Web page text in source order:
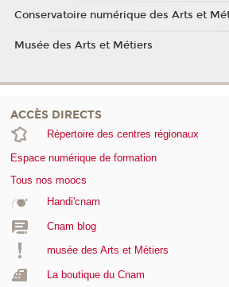
Conservatoire numérique des Arts et
Musée des Arts et Métiers
ACCÈS DIRECTS
Répertoire des centres régionaux
Espace numérique de formation
Tous nos moocs
Handi'cnam
Cnam blog
musée des Arts et Métiers
La boutique du Cnam